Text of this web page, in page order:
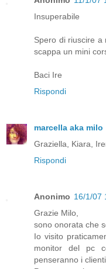
Insuperabile
Spero di riuscire a
scappa un mini
Baci Ire
Rispondi
marcella aka milo
Graziella, Kiara,
Rispondi
Anonimo 16/1/07
Grazie Milo,
sono onorata che
Io visito
monitor del pc
penseranno i